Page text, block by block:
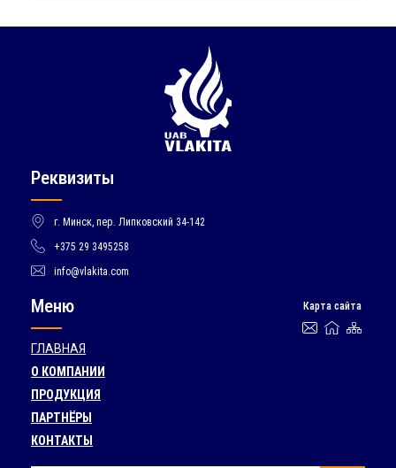
Реквизиты
г. Минск, пер. Липковский 34-142
+375 29 3495258
info@vlakita.com
Меню Карта сайта
ГЛАВНАЯ
О КОМПАНИИ
ПРОДУКЦИЯ
ПАРТНЁРЫ
КОНТАКТЫ